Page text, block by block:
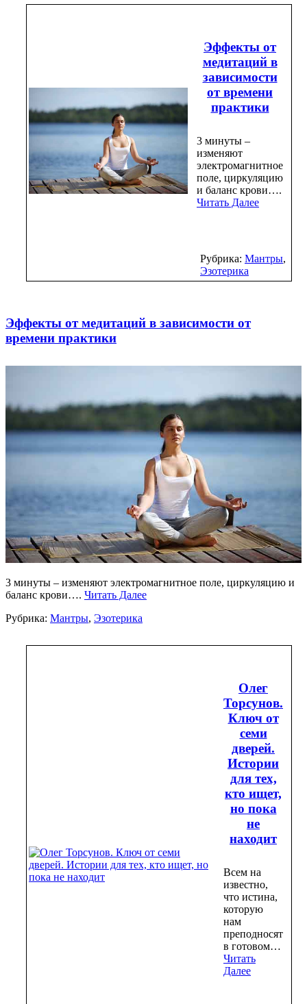
Эффекты от
медитаций в
зависимости
от времени
практики
3 минуты –
изменяют
электромагнитное
поле, циркуляцию
и баланс крови….
Читать Далее
Рубрика: Мантры,
Эзотерика
Эффекты от медитаций в зависимости от
времени практики
3 минуты – изменяют электромагнитное поле, циркуляцию и
баланс крови…. Читать Далее
Рубрика: Мантры, Эзотерика
Олег
Торсунов.
Ключ от
семи
дверей.
Истории
для тех,
кто ищет,
но пока
не
находит
Всем на
известно,
что истина,
которую
нам
преподносят
в готовом…
Читать
Далее